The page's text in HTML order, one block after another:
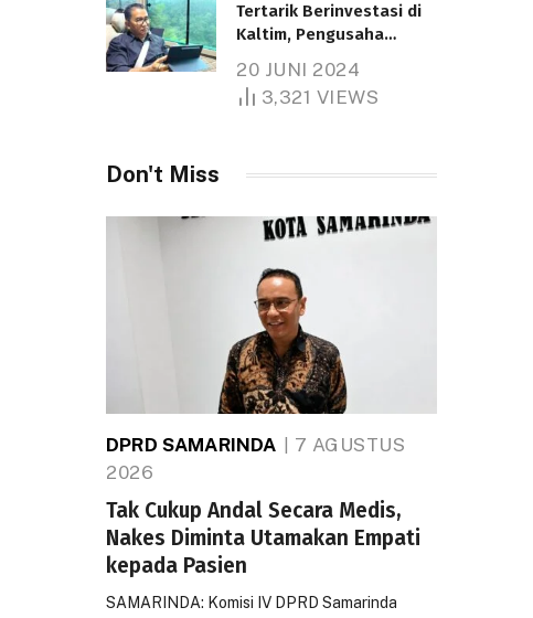
Tertarik Berinvestasi di
Kaltim, Pengusaha
1.000 Hektare
20 JUNI 2024
3,321 VIEWS
Don't Miss
DPRD SAMARINDA
7 AGUSTUS
2026
Tak Cukup Andal Secara Medis,
Nakes Diminta Utamakan Empati
kepada Pasien
SAMARINDA: Komisi IV DPRD Samarinda